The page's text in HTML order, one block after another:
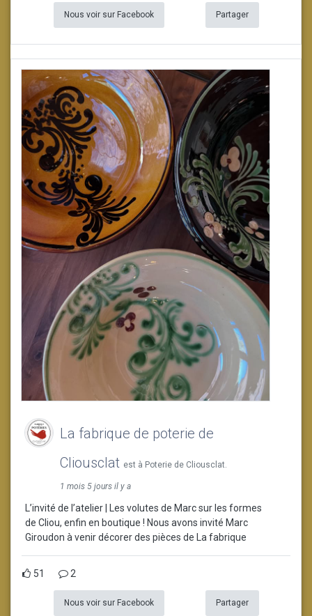
Nous voir sur Facebook Partager
La fabrique de poterie de
Cliousclat est à Poterie de Cliousclat.
1 mois 5 jours il y a
L’invité de l’atelier | Les volutes de Marc sur les formes
de Cliou, enfin en boutique ! Nous avons invité Marc
Giroudon à venir décorer des pièces de La fabrique
51 2
Nous voir sur Facebook Partager